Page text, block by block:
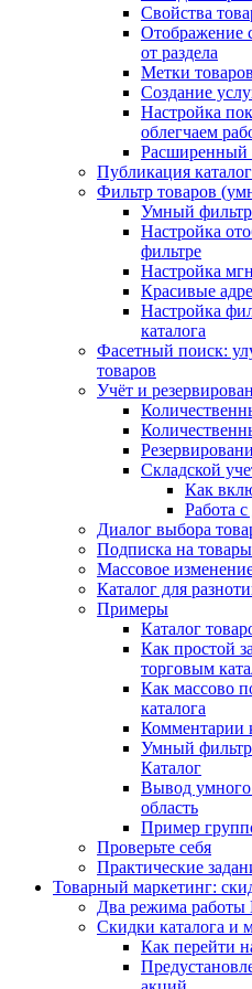
Свойства
Отображение
от раздела
Метки товаров
Создание
Настройка
облегчаем
Расширенный
Публикация
Фильтр товаров
Умный фильтр
Настройка
фильтре
Настройка
Красивые
Настройка
каталога
Фасетный поиск:
товаров
Учёт и
Складской
Как
Работа
Диалог выбора
Подписка на
Массовое
Каталог для
Примеры
Каталог
Как простой
торговым
Как массово
каталога
Комментарии
Умный фильтр
Каталог
Вывод
область
Пример
Проверьте себя
Практические
Товарный маркетинг:
Два режима работы
Скидки каталога и
Как перейти